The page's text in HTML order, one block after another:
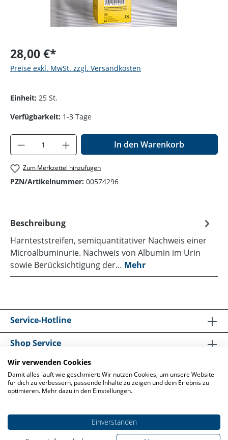
28,00 €*
Preise exkl. MwSt. zzgl. Versandkosten
Einheit: 25 St.
Verfügbarkeit: 1-3 Tage
Produkt Anzahl: Gib den gewünschten
In den Warenkorb
Zum Merkzettel hinzufügen
PZN/Artikelnummer: 00574296
Beschreibung
Harnteststreifen, semiquantitativer Nachweis einer
Microalbuminurie. Nachweis von Albumin im Urin
sowie Berücksichtigung der… Mehr
Service-Hotline
Shop Service
Informationen
* Alle Preise exkl. gesetzl. Mehrwertsteuer und zzgl.
Wir verwenden Cookies
Damit alles läuft wie geschmiert: Wir nutzen Cookies, um unsere Website
für dich zu verbessern, passende Inhalte zu zeigen und dein Erlebnis zu
optimieren. Mehr dazu in den Einstellungen.
Einverstanden